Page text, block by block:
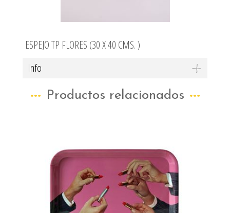
ESPEJO TP FLORES (30 X 40 CMS. )
Info
Productos relacionados